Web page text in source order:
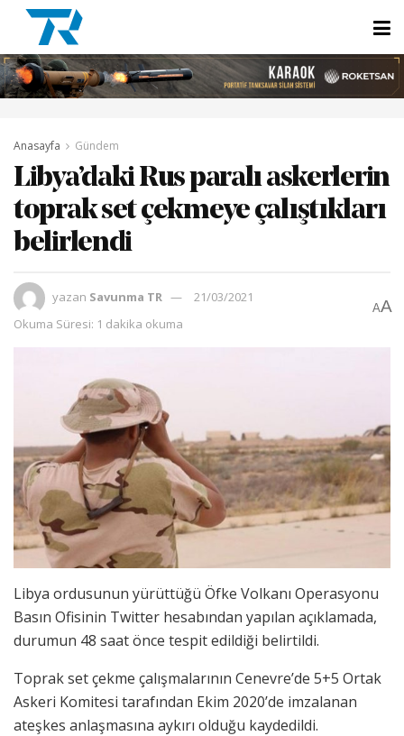
Anasayfa Gündem
Libya’daki Rus paralı askerlerin
toprak set çekmeye çalıştıkları
belirlendi
yazan Savunma TR
21/03/2021
Okuma Süresi: 1 dakika okuma
AA
Libya ordusunun yürüttüğü Öfke Volkanı Operasyonu
Basın Ofisinin Twitter hesabından yapılan açıklamada,
durumun 48 saat önce tespit edildiği belirtildi.
Toprak set çekme çalışmalarının Cenevre’de 5+5 Ortak
Askeri Komitesi tarafından Ekim 2020’de imzalanan
ateşkes anlaşmasına aykırı olduğu kaydedildi.